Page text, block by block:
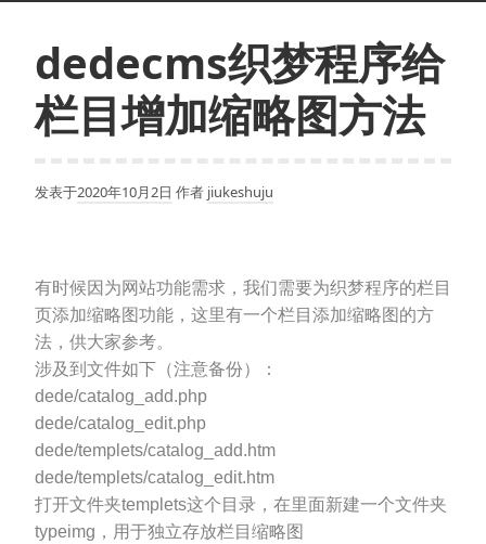
dedecms织梦程序给
栏目增加缩略图方法
发表于2020年10月2日 作者 jiukeshuju
有时候因为网站功能需求，我们需要为织梦程序的栏目
页添加缩略图功能，这里有一个栏目添加缩略图的方
法，供大家参考。
涉及到文件如下（注意备份）：
dede/catalog_add.php
dede/catalog_edit.php
dede/templets/catalog_add.htm
dede/templets/catalog_edit.htm
打开文件夹templets这个目录，在里面新建一个文件夹
typeimg，用于独立存放栏目缩略图